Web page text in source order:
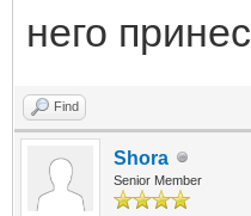
него
Find
Shora
Senior Member